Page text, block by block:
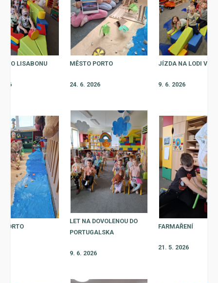
DO LISABONU MĚSTO PORTO
24. 6. 2026
JÍZDA NA LODI V
9. 6. 2026
PORTO
LET NA DOVOLENOU DO
PORTUGALSKA
9. 6. 2026
FARMAŘENÍ
21. 5. 2026